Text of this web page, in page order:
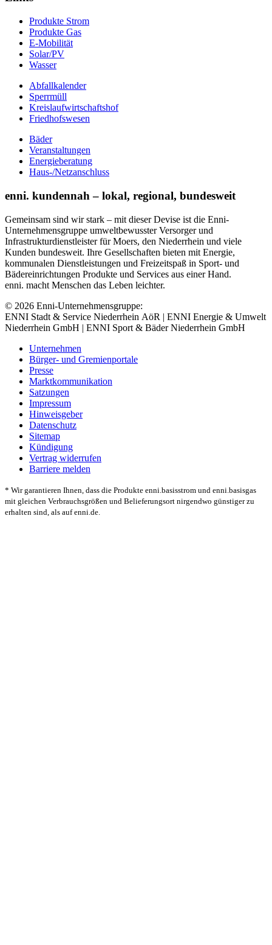
Produkte Strom
Produkte Gas
E-Mobilität
Solar/PV
Wasser
Abfallkalender
Sperrmüll
Kreislaufwirtschaftshof
Friedhofswesen
Bäder
Veranstaltungen
Energieberatung
Haus-/Netzanschluss
enni. kundennah – lokal, regional, bundesweit
Gemeinsam sind wir stark – mit dieser Devise ist die Enni-
Unternehmensgruppe umweltbewusster Versorger und
Infrastrukturdienstleister für Moers, den Niederrhein und viele
Kunden bundesweit. Ihre Gesellschaften bieten mit Energie,
kommunalen Dienstleistungen und Freizeitspaß in Sport- und
Bädereinrichtungen Produkte und Services aus einer Hand.
enni. macht Menschen das Leben leichter.
© 2026 Enni-Unternehmensgruppe:
ENNI Stadt & Service Niederrhein AöR | ENNI Energie & Umwelt
Niederrhein GmbH | ENNI Sport & Bäder Niederrhein GmbH
Unternehmen
Bürger- und Gremienportale
Presse
Marktkommunikation
Satzungen
Impressum
Hinweisgeber
Datenschutz
Sitemap
Kündigung
Vertrag widerrufen
Barriere melden
* Wir garantieren Ihnen, dass die Produkte enni.basisstrom und enni.basisgas
mit gleichen Verbrauchsgrößen und Belieferungsort nirgendwo günstiger zu
erhalten sind, als auf enni.de.